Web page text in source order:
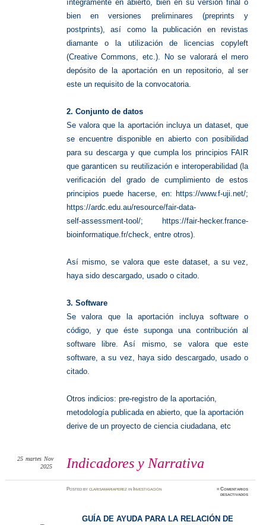
íntegramente en abierto, bien en su versión final o
bien en versiones preliminares (preprints y
postprints), así como la publicación en revistas
diamante o la utilización de licencias copyleft
(Creative Commons, etc.). No se valorará el mero
depósito de la aportación en un repositorio, al ser
este un requisito de la convocatoria.
2. Conjunto de datos
Se valora que la aportación incluya un dataset, que
se encuentre disponible en abierto con posibilidad
para su descarga y que cumpla los principios FAIR
que garanticen su reutilización e interoperabilidad (la
verificación del grado de cumplimiento de estos
principios puede hacerse, en: https://www.f-uji.net/;
https://ardc.edu.au/resource/fair-data-
self-assessment-tool/; https://fair-hecker.france-
bioinformatique.fr/check, entre otros).
Así mismo, se valora que este dataset, a su vez,
haya sido descargado, usado o citado.
3. Software
Se valora que la aportación incluya software o
código, y que éste suponga una contribución al
software libre. Así mismo, se valora que este
software, a su vez, haya sido descargado, usado o
citado.
Otros indicios: pre-registro de la aportación,
metodología publicada en abierto, que la aportación
derive de un proyecto de ciencia ciudadana, etc
Indicadores y Narrativa
25 martes Nov
2025
Postedbyclarisamariaperez in Investigación ≈Comentarios
desactivadosen
GUÍA DE AYUDA PARA LA RELACIÓN DE